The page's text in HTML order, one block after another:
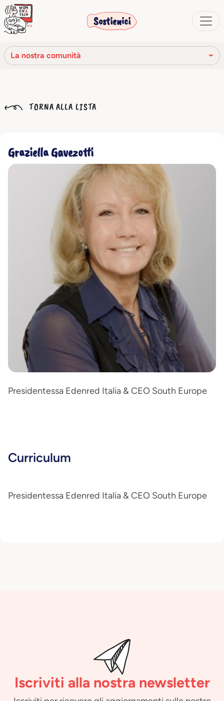
Sostienici
La nostra comunità
La nostra storia
Codice Etico
Il nostro network
La nostra comunità
TORNA ALLA LISTA
Graziella Gavezotti
Presidentessa Edenred Italia & CEO South Europe
Curriculum
Presidentessa Edenred Italia & CEO South Europe
Iscriviti alla nostra newsletter